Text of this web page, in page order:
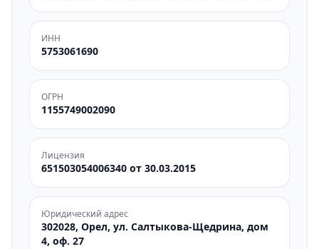
ИНН
5753061690
ОГРН
1155749002090
Лицензия
651503054006340 от 30.03.2015
Юридический адрес
302028, Орел, ул. Салтыкова-Щедрина, дом
4, оф. 27